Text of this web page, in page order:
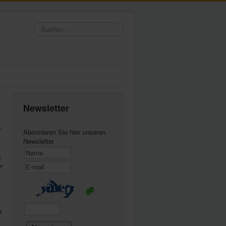
Suchen...
Newsletter
Abonnieren Sie hier unseren
Newsletter